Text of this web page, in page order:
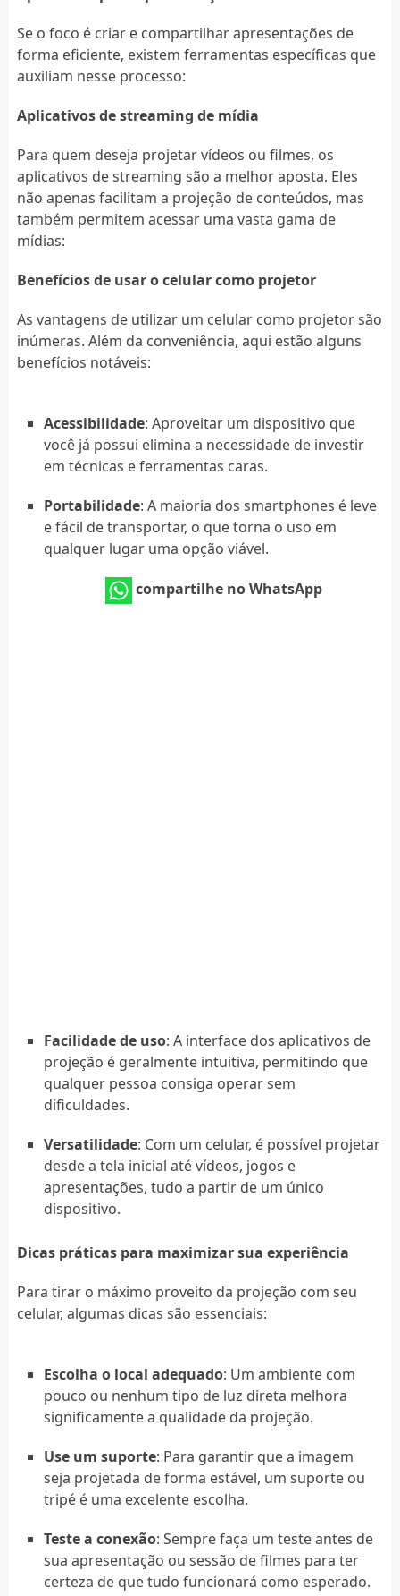
Se o foco é criar e compartilhar apresentações de
forma eficiente, existem ferramentas específicas que
auxiliam nesse processo:
Aplicativos de streaming de mídia
Para quem deseja projetar vídeos ou filmes, os
aplicativos de streaming são a melhor aposta. Eles
não apenas facilitam a projeção de conteúdos, mas
também permitem acessar uma vasta gama de
mídias:
Benefícios de usar o celular como projetor
As vantagens de utilizar um celular como projetor são
inúmeras. Além da conveniência, aqui estão alguns
benefícios notáveis:
Acessibilidade: Aproveitar um dispositivo que
você já possui elimina a necessidade de investir
em técnicas e ferramentas caras.
Portabilidade: A maioria dos smartphones é leve
e fácil de transportar, o que torna o uso em
qualquer lugar uma opção viável.
compartilhe no WhatsApp
Facilidade de uso: A interface dos aplicativos de
projeção é geralmente intuitiva, permitindo que
qualquer pessoa consiga operar sem
dificuldades.
Versatilidade: Com um celular, é possível projetar
desde a tela inicial até vídeos, jogos e
apresentações, tudo a partir de um único
dispositivo.
Dicas práticas para maximizar sua experiência
Para tirar o máximo proveito da projeção com seu
celular, algumas dicas são essenciais:
Escolha o local adequado: Um ambiente com
pouco ou nenhum tipo de luz direta melhora
significamente a qualidade da projeção.
Use um suporte: Para garantir que a imagem
seja projetada de forma estável, um suporte ou
tripé é uma excelente escolha.
Teste a conexão: Sempre faça um teste antes de
sua apresentação ou sessão de filmes para ter
certeza de que tudo funcionará como esperado.